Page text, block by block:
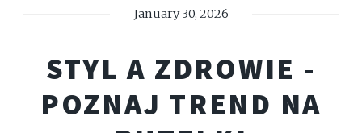
January 30, 2026
STYL A ZDROWIE -
POZNAJ TREND NA